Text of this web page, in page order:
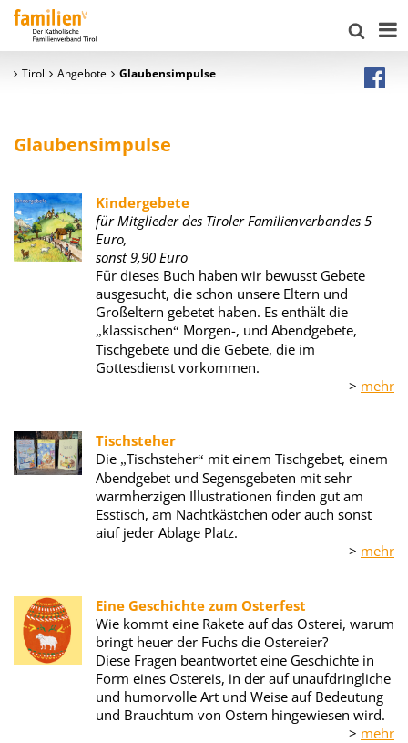
Tirol Angebote Glaubensimpulse
Glaubensimpulse
Kindergebete
für Mitglieder des Tiroler Familienverbandes 5
Euro,
sonst 9,90 Euro
Für dieses Buch haben wir bewusst Gebete
ausgesucht, die schon unsere Eltern und
Großeltern gebetet haben. Es enthält die
„klassischen“ Morgen-, und Abendgebete,
Tischgebete und die Gebete, die im
Gottesdienst vorkommen.
> mehr
Tischsteher
Die „Tischsteher“ mit einem Tischgebet, einem
Abendgebet und Segensgebeten mit sehr
warmherzigen Illustrationen finden gut am
Esstisch, am Nachtkästchen oder auch sonst
aiuf jeder Ablage Platz.
> mehr
Eine Geschichte zum Osterfest
Wie kommt eine Rakete auf das Osterei, warum
bringt heuer der Fuchs die Ostereier?
Diese Fragen beantwortet eine Geschichte in
Form eines Ostereis, in der auf unaufdringliche
und humorvolle Art und Weise auf Bedeutung
und Brauchtum von Ostern hingewiesen wird.
> mehr